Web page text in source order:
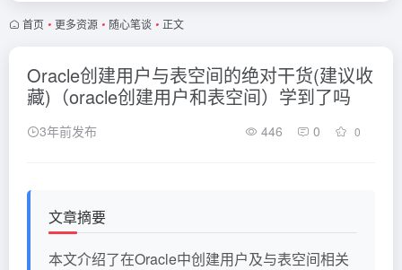
首页 • 更多资源 • 随心笔谈 • 正文
Oracle创建用户与表空间的绝对干货(建议收
藏)（oracle创建用户和表空间）学到了吗
3年前发布 446 0 0
文章摘要
本文介绍了在Oracle中创建用户及与表空间相关